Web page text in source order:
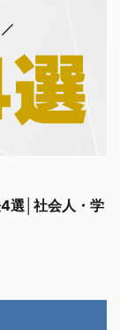
選│社会人・学